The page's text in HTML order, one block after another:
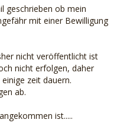
geschrieben ob mein
mit einer Bewilligung
nicht veröffentlicht ist
nicht erfolgen, daher
zeit dauern.
ab.
ist.....